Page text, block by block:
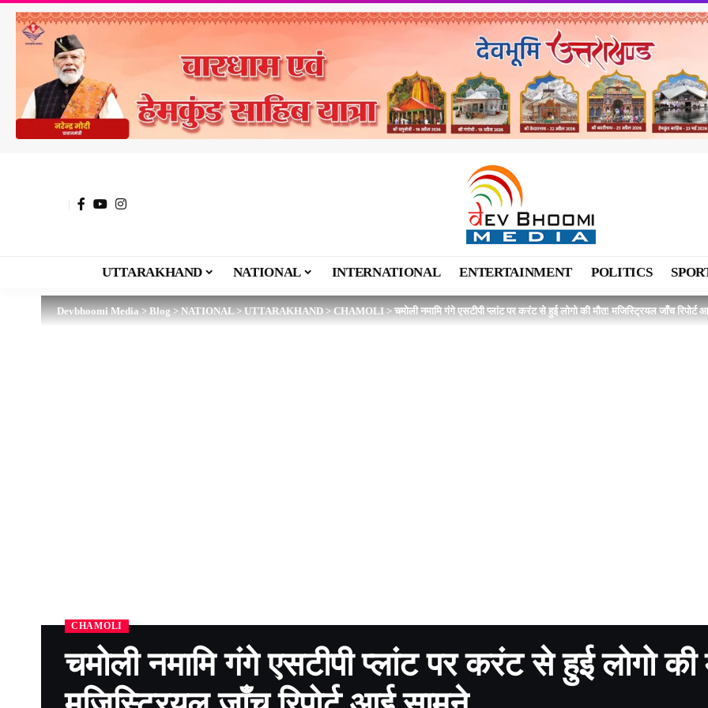
UTTARAKHAND NATIONAL INTERNATIONAL ENTERTAINMENT POLITICS
Devbhoomi Media>Blog>NATIONAL>UTTARAKHAND>CHAMOLI>चमोली नमामि गंगे एसटीपी प्लांट पर करंट से हुई लोगो की मौत! मजिस्ट्रियल जाँच रिपोर्ट
CHAMOLI
चमोली नमामि गंगे एसटीपी प्लांट पर करंट से हुई लोगो की